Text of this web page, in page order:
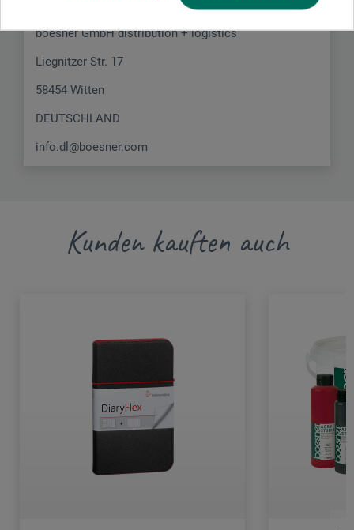
boesner GmbH distribution + logistics
Liegnitzer Str. 17
58454 Witten
DEUTSCHLAND
info.dl@boesner.com
Kunden kauften auch